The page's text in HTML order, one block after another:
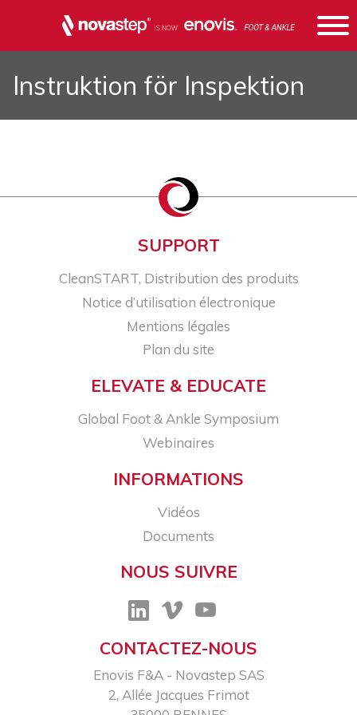
Instruktion för Inspektion
SUPPORT
CleanSTART, Distribution des produits
Notice d’utilisation électronique
Mentions légales
Plan du site
ELEVATE & EDUCATE
Global Foot & Ankle Symposium
Webinaires
INFORMATIONS
Vidéos
Documents
NOUS SUIVRE
CONTACTEZ-NOUS
Enovis F&A - Novastep SAS​
2, Allée Jacques Frimot​